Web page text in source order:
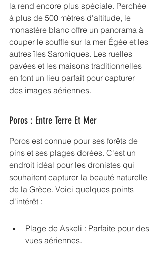
la rend encore plus spéciale. Perchée
à plus de 500 mètres d'altitude, le
monastère blanc offre un panorama à
couper le souffle sur la mer Égée et les
autres îles Saroniques. Les ruelles
pavées et les maisons traditionnelles
en font un lieu parfait pour capturer
des images aériennes.
Poros : Entre Terre Et Mer
Poros est connue pour ses forêts de
pins et ses plages dorées. C'est un
endroit idéal pour les dronistes qui
souhaitent capturer la beauté naturelle
de la Grèce. Voici quelques points
d'intérêt :
Plage de Askeli : Parfaite pour des
vues aériennes.